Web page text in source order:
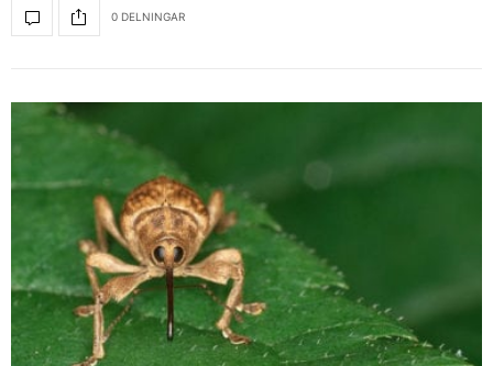
0 DELNINGAR